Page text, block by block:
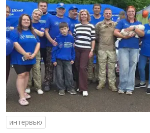
интервью